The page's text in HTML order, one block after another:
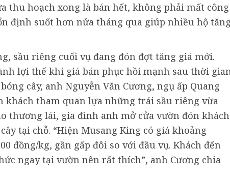
thu hoạch xong là bán hết, không phải mất công
định suốt hơn nửa tháng qua giúp nhiều hộ
sầu riêng cuối vụ đang đón đợt tăng giá mới.
lợi thế khi giá bán phục hồi mạnh sau thời
cây, anh Nguyễn Văn Cương, ngụ ấp Quang
khách tham quan lựa những trái sầu riêng vừa
thương lái, gia đình anh mở cửa vườn đón khách
tại chỗ. “Hiện Musang King có giá khoảng
đồng/kg, gần gấp đôi so với đầu vụ. Khách đến
ngay tại vườn nên rất thích”, anh Cương chia